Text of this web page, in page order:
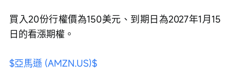
買入20份行權價為150美元、到期日為2027年1月15
日的看漲期權。
$亞馬遜 (AMZN.US)$